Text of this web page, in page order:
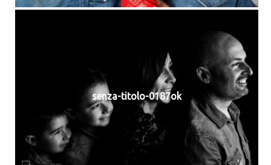
senza-titolo-0187ok